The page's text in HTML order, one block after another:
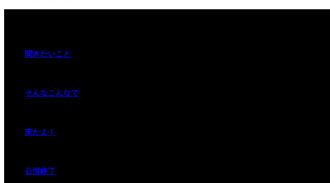
聞きたいこと
そんなこんなで
来たよ！
公演終了